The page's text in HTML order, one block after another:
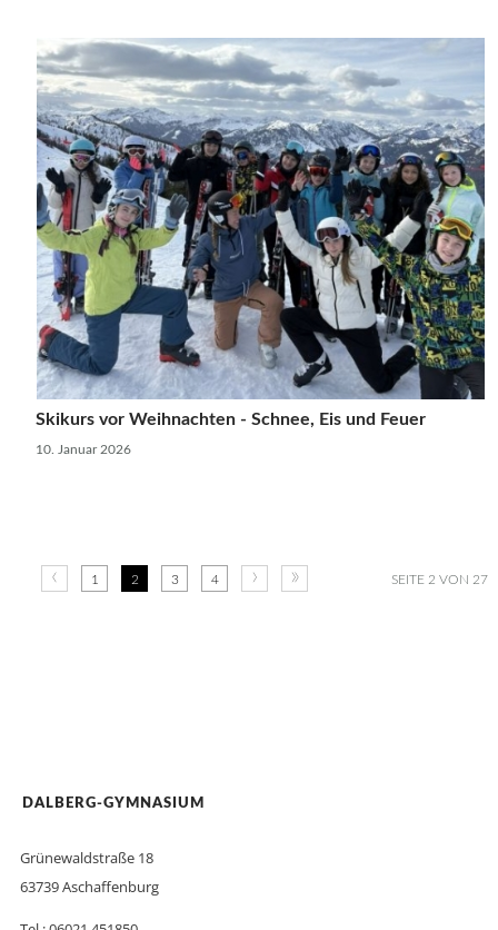
Skikurs vor Weihnachten - Schnee, Eis und Feuer
10. Januar 2026
SEITE 2 VON 27
‹ 1 2 3 4 › »
DALBERG-GYMNASIUM
Grünewaldstraße 18
63739 Aschaffenburg